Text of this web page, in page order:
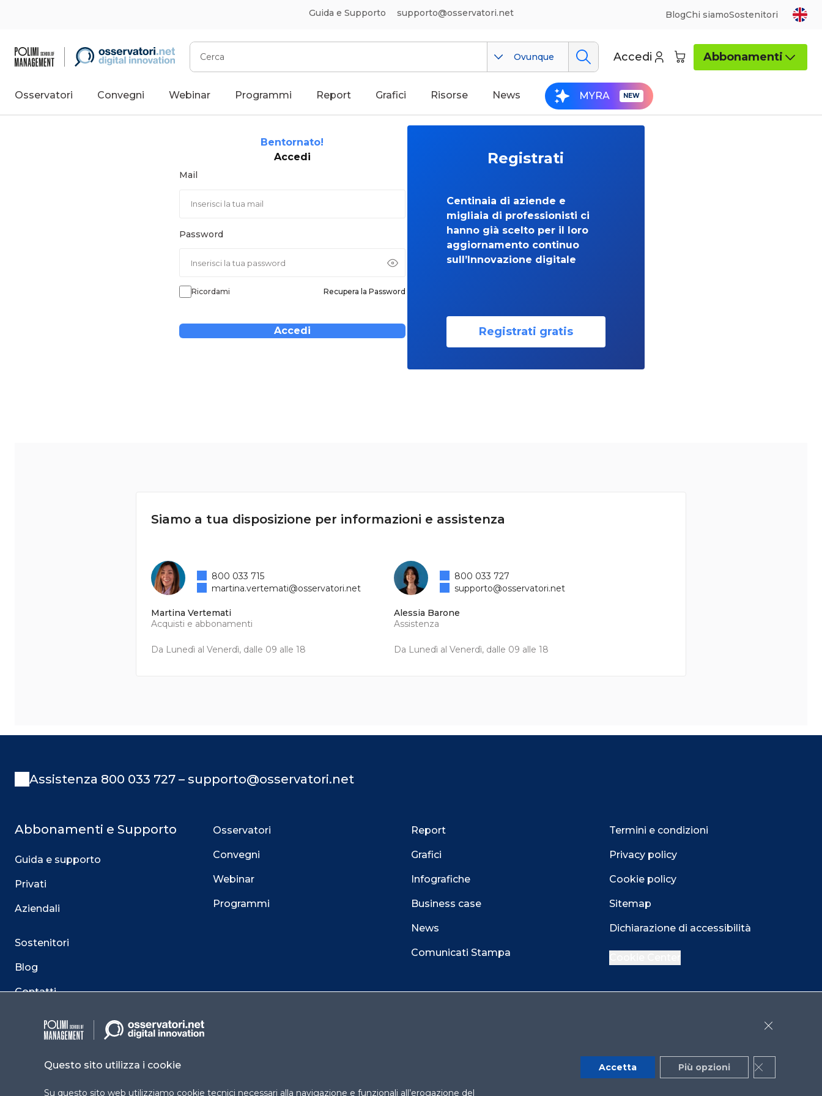
Guida e Supporto supporto@osservatori.net BlogChi siamoSostenitori
Cerca
Ovunque Accedi Abbonamenti
Osservatori Convegni Webinar Programmi Report Grafici Risorse News MYRA
Bentornato!
Accedi
Mail
Password
Ricordami Recupera la Password
Accedi
Registrati
Centinaia di aziende e
migliaia di professionisti ci
hanno già scelto per il loro
aggiornamento continuo
sull’Innovazione digitale
Registrati gratis
Siamo a tua disposizione per informazioni e assistenza
Martina Vertemati
Acquisti e abbonamenti
Da Lunedì al Venerdì, dalle 09 alle 18
800 033 715
martina.vertemati@osservatori.net
Alessia Barone
Assistenza
Da Lunedì al Venerdì, dalle 09 alle 18
800 033 727
supporto@osservatori.net
Assistenza 800 033 727 – supporto@osservatori.net
Abbonamenti e Supporto
Guida e supporto
Privati
Aziendali
Sostenitori
Blog
Contatti
Osservatori
Convegni
Webinar
Programmi
Report
Grafici
Infografiche
Business case
News
Comunicati Stampa
Termini e condizioni
Privacy policy
Cookie policy
Sitemap
Dichiarazione di accessibilità
YouTube X
Close
Questo sito utilizza i cookie
Su questo sito web utilizziamo cookie tecnici necessari alla navigazione e funzionali all’erogazione del
Accetta Più opzioni